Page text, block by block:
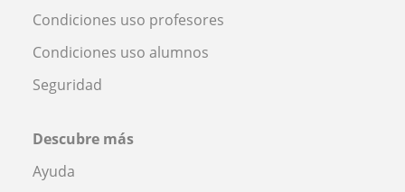
Condiciones uso profesores
Condiciones uso alumnos
Seguridad
Descubre más
Ayuda